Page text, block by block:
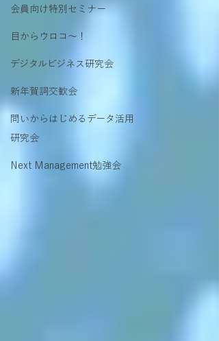
会員向け特別セミナー
目からウロコ〜！
デジタルビジネス研究会
新年賀詞交歓会
問いからはじめるデータ活用
研究会
Next Management勉強会